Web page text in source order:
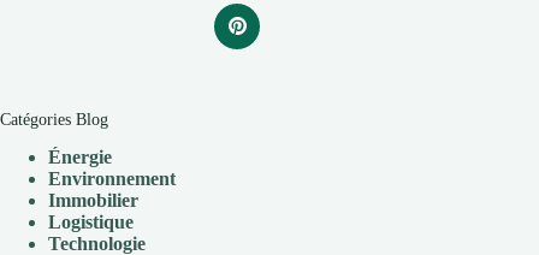
Catégories Blog
Énergie
Environnement
Immobilier
Logistique
Technologie